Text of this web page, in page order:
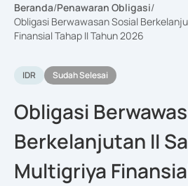
Beranda/Penawaran Obligasi/
Obligasi Berwawasan Sosial
Finansial Tahap II Tahun 2026
IDR Sudah Selesai
Obligasi
Berkelanjutan II
Multigriya